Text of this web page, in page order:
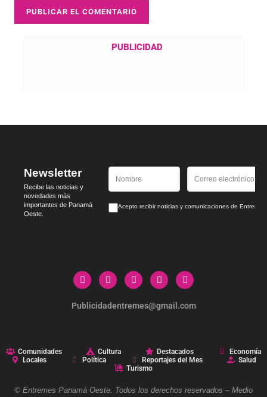
PUBLICIDAD
Newsletter
Recibe las noticias y
novedades más
importantes de Panamá
Oeste.
Acepto recibir noticias y comunicaciones de
Publicidadentremes@gmail.com
Comunidades Cultura Destacados
Economía
Locales
Política Reportajes del Mes
Salud
Turismo
© Entremes Panamá Oeste. Todos los derechos reservados – Medio